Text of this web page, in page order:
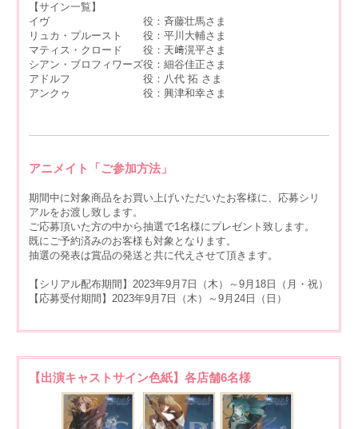
【サイン一覧】
イヴ 役：斉藤壮馬さま
リュカ・プルースト 役：平川大輔さま
マティス・クロード 役：天﨑滉平さま
シアン・ブロフィワーズ役：細谷佳正さま
アドルフ 役：八代 拓 さま
アンクゥ 役：興津和幸さま
アニメイト「ご参加方法」
期間中に対象商品をお買い上げいただいたお客様に、応募シリ
アルをお渡し致します。
ご応募頂いた方の中から抽選で1名様にプレゼント致します。
既にご予約済みのお客様も対象となります。
抽選の発表は賞品の発送と共に代えさせて頂きます。
【シリアル配布期間】2023年9月7日（木）～9月18日（月・祝）
【応募受付期間】2023年9月7日（木）～9月24日（日）
【出演キャストサイン色紙】各店舗6名様